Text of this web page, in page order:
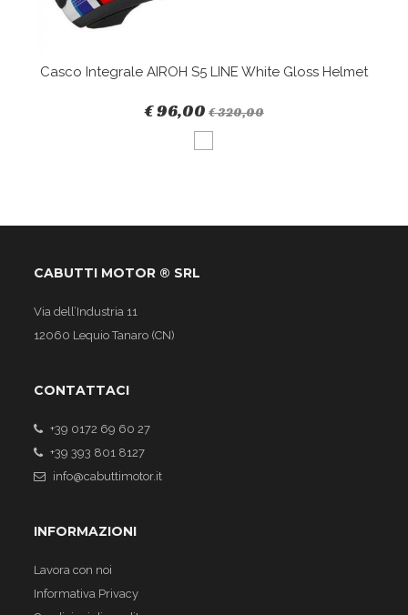
Casco Integrale AIROH S5 LINE White Gloss Helmet
€ 96,00 € 320,00
CABUTTI MOTOR ® SRL
Via dell’Industria 11
12060 Lequio Tanaro (CN)
CONTATTACI
+39 0172 69 60 27
+39 393 801 8127
info@cabuttimotor.it
INFORMAZIONI
Lavora con noi
Informativa Privacy